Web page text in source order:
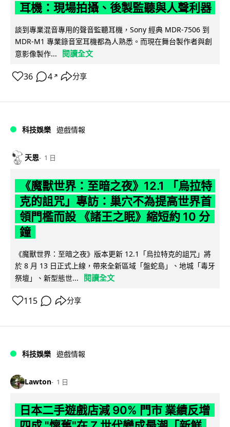
耳機：現場拍攝、後製監聽與人聲利器
談到專業混音專用的聲音監聽耳機，Sony 經典 MDR-7506 到
MDR-M1 專業錄音室耳機都為人熟悉。而現在舞台製作者與創
意影像製作...
閱讀全文
36 4 ↗ 分享
科技娛樂 遊戲情報
天恩 1 日
《魔獸世界：至暗之夜》12.1 「烏拉特
克的詛咒」專訪：巢穴不為提高世界首
領門檻而設 《諸王之眠》縮短約 10 分
鐘
《魔獸世界：至暗之夜》版本更新 12.1「烏拉特克的詛咒」將
於 8 月 13 日正式上線，帶來全新區域「盤蛇島」、地城「毒牙
祭壇」、新型態世...
閱讀全文
115 分享
科技娛樂 遊戲情報
Lawton 1 日
日本二手遊戲店減 90% 門市 業績反增